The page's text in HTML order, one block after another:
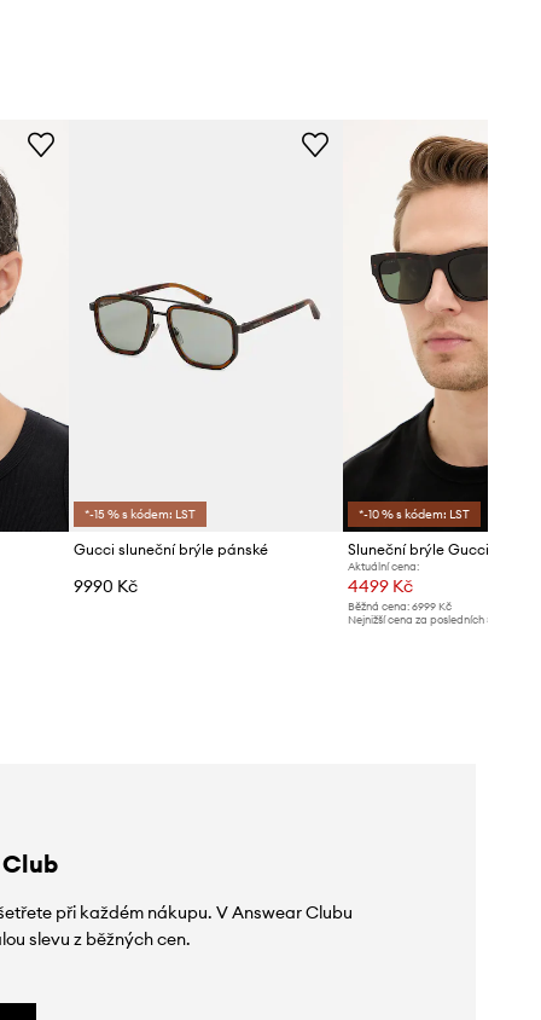
*-15 % s kódem: LST
Gucci sluneční brýle pánské
9990 Kč
*-10 % s kódem: LST
Sluneční brýle Gucci
Aktuální cena:
4499 Kč
Běžná cena: 6999 Kč
Nejnižší cena za posledních 30 dnů
při každém nákupu. V Answear Clubu
slevu z běžných cen.